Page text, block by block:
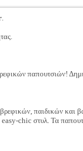
.
παπουτσιών!
παιδικών
easy-chic στυλ. Τα